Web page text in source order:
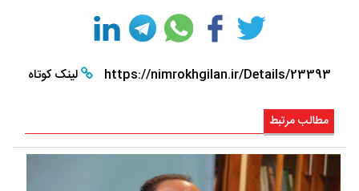
https://nimrokhgilan.ir/Details/23393 لینک کوتاه
مطالب مرتبط